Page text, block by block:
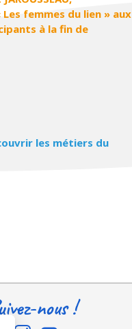
femmes du lien » aux
à la fin de
les métiers du
nous !